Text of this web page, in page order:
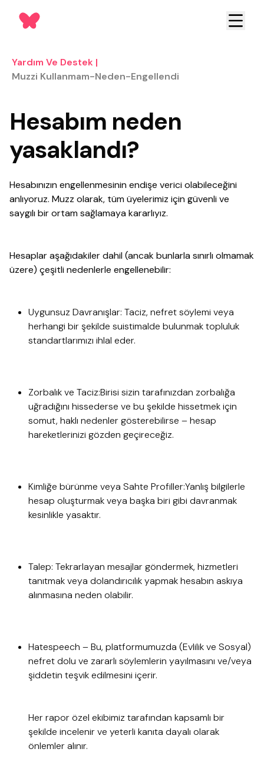
Yardım Ve Destek |
Muzzi Kullanmam-Neden-Engellendi
Hesabım neden
yasaklandı?
Hesabınızın engellenmesinin endişe verici olabileceğini
anlıyoruz. Muzz olarak, tüm üyelerimiz için güvenli ve
saygılı bir ortam sağlamaya kararlıyız.
Hesaplar aşağıdakiler dahil (ancak bunlarla sınırlı olmamak
üzere) çeşitli nedenlerle engellenebilir:
Uygunsuz Davranışlar: Taciz, nefret söylemi veya
herhangi bir şekilde suistimalde bulunmak topluluk
standartlarımızı ihlal eder.
Zorbalık ve Taciz:Birisi sizin tarafınızdan zorbalığa
uğradığını hissederse ve bu şekilde hissetmek için
somut, haklı nedenler gösterebilirse – hesap
hareketlerinizi gözden geçireceğiz.
Kimliğe bürünme veya Sahte Profiller:Yanlış bilgilerle
hesap oluşturmak veya başka biri gibi davranmak
kesinlikle yasaktır.
Talep: Tekrarlayan mesajlar göndermek, hizmetleri
tanıtmak veya dolandırıcılık yapmak hesabın askıya
alınmasına neden olabilir.
Hatespeech – Bu, platformumuzda (Evlilik ve Sosyal)
nefret dolu ve zararlı söylemlerin yayılmasını ve/veya
şiddetin teşvik edilmesini içerir.
Her rapor özel ekibimiz tarafından kapsamlı bir
şekilde incelenir ve yeterli kanıta dayalı olarak
önlemler alınır.